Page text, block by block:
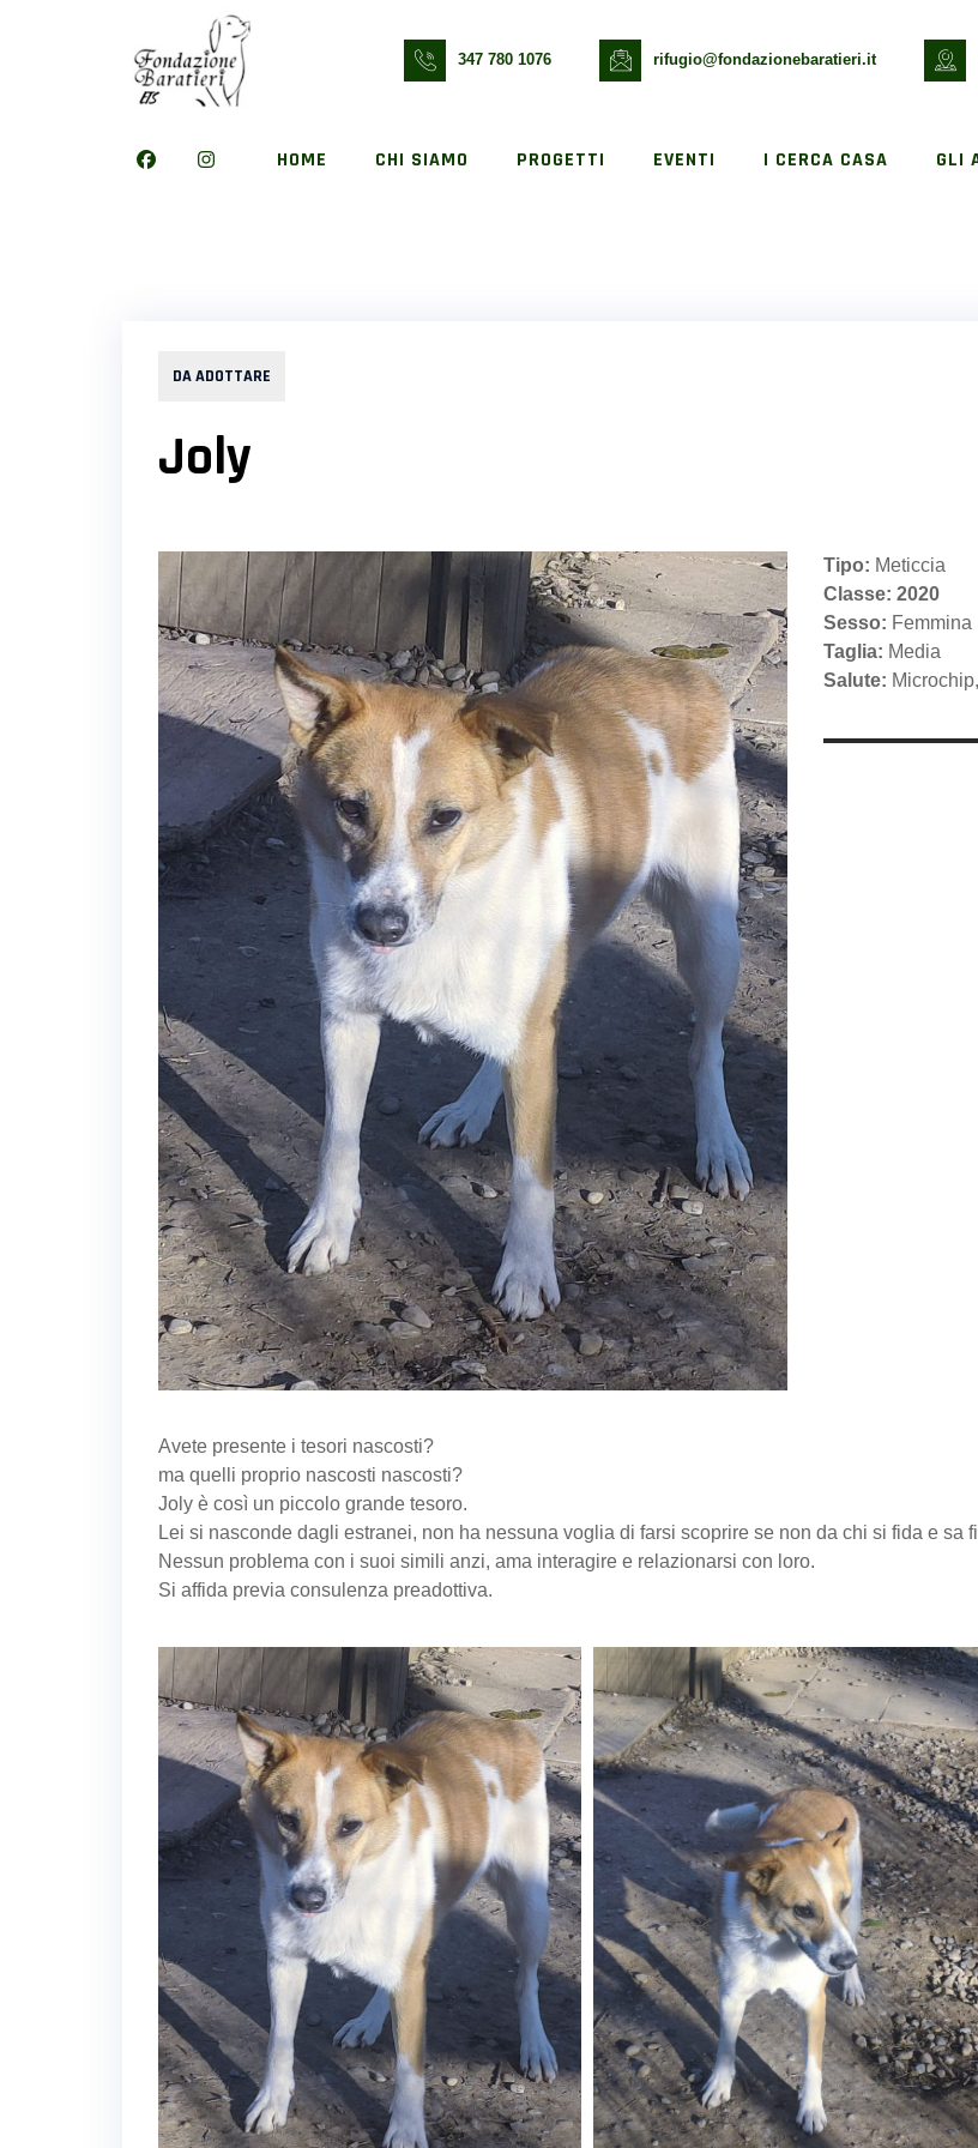
347 780 1076 rifugio@fondazionebaratieri.it
HOME CHI SIAMO PROGETTI EVENTI I CERCA CASA GLI
DA ADOTTARE
Joly
Tipo: Meticcia
Classe: 2020
Sesso: Femmina
Taglia: Media
Salute:
Avete presente i tesori nascosti?
ma quelli proprio nascosti nascosti?
Joly è così un piccolo grande tesoro.
Lei si nasconde dagli estranei, non ha nessuna voglia di farsi scoprire se non da chi si fida e sa
Nessun problema con i suoi simili anzi, ama interagire e relazionarsi con loro.
Si affida previa consulenza preadottiva.